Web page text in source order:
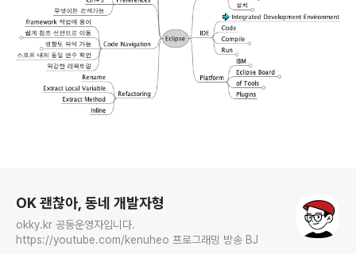
OK 괜찮아, 동네 개발자형
okky.kr 공동운영자입니다.
https://youtube.com/kenuheo 프로그래밍 방송 BJ